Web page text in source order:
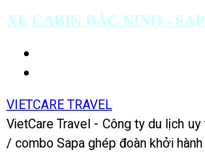
XE CABIN BẮC NINH -
VIETCARE TRAVEL
VietCare Travel - Công ty du lịch
/ combo Sapa ghép đoàn khởi hành